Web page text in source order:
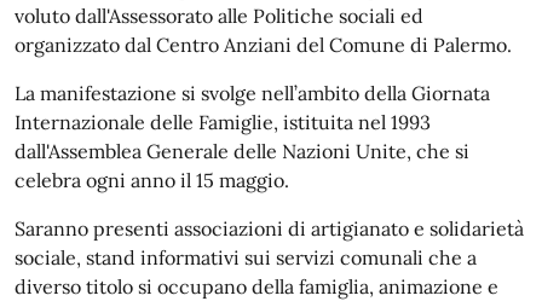
voluto dall'Assessorato alle Politiche sociali ed
organizzato dal Centro Anziani del Comune di Palermo.
La manifestazione si svolge nell’ambito della Giornata
Internazionale delle Famiglie, istituita nel 1993
dall'Assemblea Generale delle Nazioni Unite, che si
celebra ogni anno il 15 maggio.
Saranno presenti associazioni di artigianato e solidarietà
sociale, stand informativi sui servizi comunali che a
diverso titolo si occupano della famiglia, animazione e